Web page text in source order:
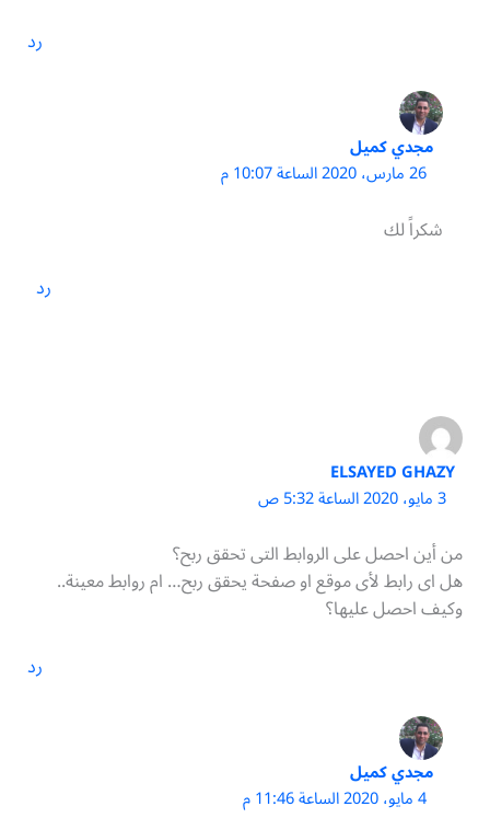
رد
مجدي كميل
26 مارس، 2020 الساعة 10:07 م
شكراً لك
رد
ELSAYED GHAZY
3 مايو، 2020 الساعة 5:32 ص
من أين احصل على الروابط التى تحقق ربح؟
هل اى رابط لأى موقع او صفحة يحقق ربح… ام روابط معينة..
وكيف احصل عليها؟
رد
مجدي كميل
4 مايو، 2020 الساعة 11:46 م